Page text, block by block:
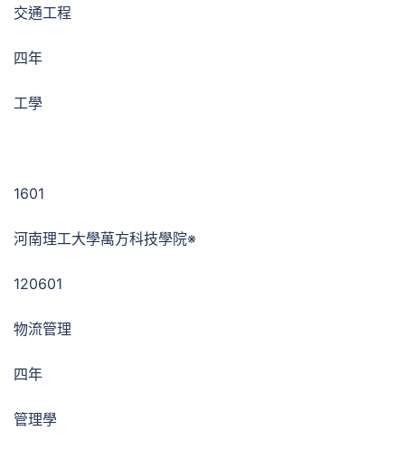
交通工程
四年
工學
1601
河南理工大學萬方科技學院※
120601
物流管理
四年
管理學